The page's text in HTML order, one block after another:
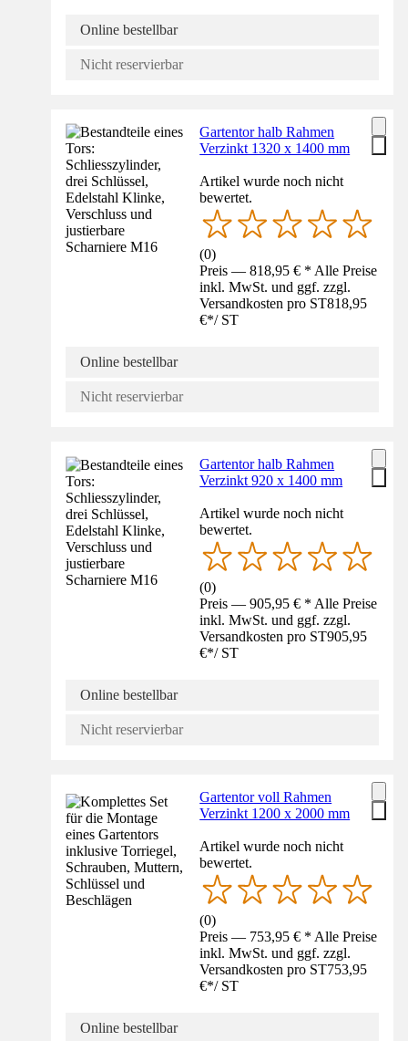
Online bestellbar
Nicht reservierbar
Gartentor halb Rahmen
Verzinkt 1320 x 1400 mm
Artikel wurde noch nicht
bewertet.
(0)
Preis — 818,95 € * Alle Preise
inkl. MwSt. und ggf. zzgl.
Versandkosten pro ST818,95
€*/ ST
Online bestellbar
Nicht reservierbar
Gartentor halb Rahmen
Verzinkt 920 x 1400 mm
Artikel wurde noch nicht
bewertet.
(0)
Preis — 905,95 € * Alle Preise
inkl. MwSt. und ggf. zzgl.
Versandkosten pro ST905,95
€*/ ST
Online bestellbar
Nicht reservierbar
Gartentor voll Rahmen
Verzinkt 1200 x 2000 mm
Artikel wurde noch nicht
bewertet.
(0)
Preis — 753,95 € * Alle Preise
inkl. MwSt. und ggf. zzgl.
Versandkosten pro ST753,95
€*/ ST
Online bestellbar